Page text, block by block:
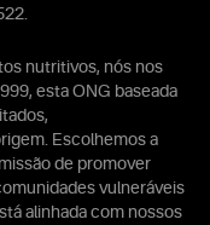
nutritivos, nós nos
esta ONG baseada
Escolhemos a
de promover
vulneráveis
alinhada com nossos